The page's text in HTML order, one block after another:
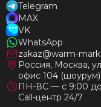
Telegram
MAX
VK
WhatsApp
zakaz@warm-
Россия, Москва,
офис 104
ПН-ВС — с 9:00
Call-центр 24/7